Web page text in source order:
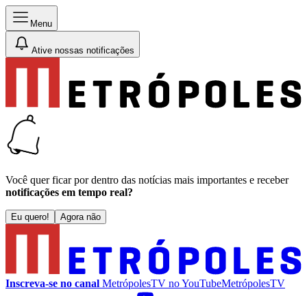
Menu
Ative nossas notificações
Você quer ficar por dentro das notícias mais importantes e receber
notificações em tempo real?
Eu quero! Agora não
Inscreva-se no canal MetrópolesTV noYouTubeMetrópolesTV